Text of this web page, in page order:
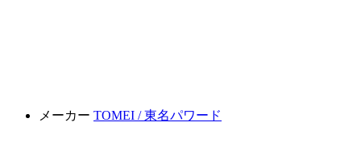
メーカー TOMEI / 東名パワード